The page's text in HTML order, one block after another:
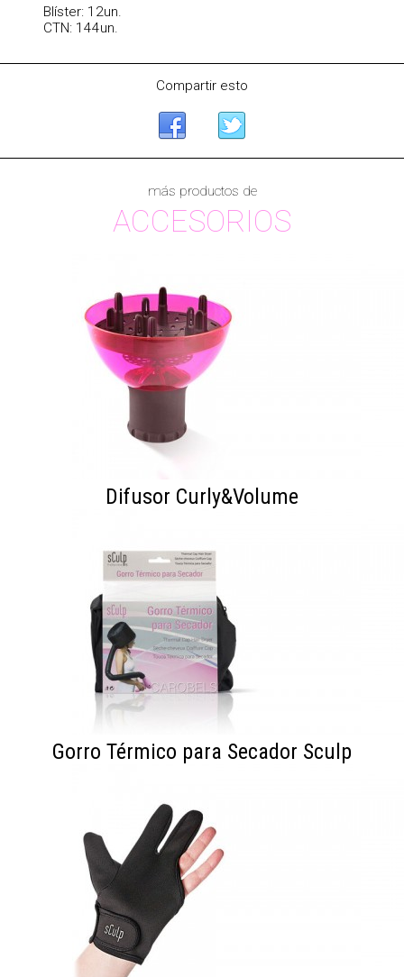
Blíster: 12un.
CTN: 144un.
Compartir esto
más productos de
ACCESORIOS
Difusor Curly&Volume
Gorro Térmico para Secador Sculp